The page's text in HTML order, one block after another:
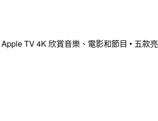
Apple TV 4K 欣賞音樂、電影和節目 • 五款亮